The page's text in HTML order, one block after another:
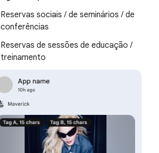
Reservas sociais / de seminários / de
conferências
Reservas de sessões de educação /
treinamento